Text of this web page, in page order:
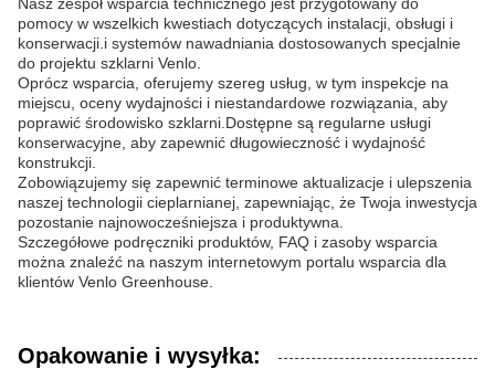
pomocy w wszelkich kwestiach dotyczących instalacji, obsługi i
konserwacji.i systemów nawadniania dostosowanych specjalnie
do projektu szklarni Venlo.
Oprócz wsparcia, oferujemy szereg usług, w tym inspekcje na
miejscu, oceny wydajności i niestandardowe rozwiązania, aby
poprawić środowisko szklarni.Dostępne są regularne usługi
konserwacyjne, aby zapewnić długowieczność i wydajność
konstrukcji.
Zobowiązujemy się zapewnić terminowe aktualizacje i ulepszenia
naszej technologii cieplarnianej, zapewniając, że Twoja inwestycja
pozostanie najnowocześniejsza i produktywna.
Szczegółowe podręczniki produktów, FAQ i zasoby wsparcia
można znaleźć na naszym internetowym portalu wsparcia dla
klientów Venlo Greenhouse.
Opakowanie i wysyłka: